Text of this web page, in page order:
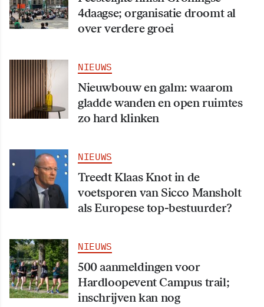
4daagse; organisatie droomt al
over verdere groei
NIEUWS
Nieuwbouw en galm: waarom
gladde wanden en open ruimtes
zo hard klinken
NIEUWS
Treedt Klaas Knot in de
voetsporen van Sicco Mansholt
als Europese top-bestuurder?
NIEUWS
500 aanmeldingen voor
Hardloopevent Campus trail;
inschrijven kan nog